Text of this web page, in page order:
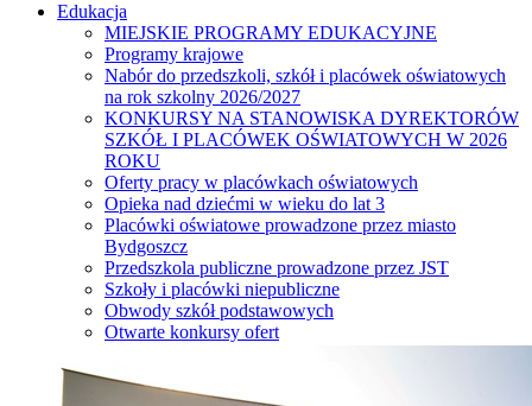
Edukacja
MIEJSKIE PROGRAMY EDUKACYJNE
Programy krajowe
Nabór do przedszkoli, szkół i placówek oświatowych
na rok szkolny 2026/2027
KONKURSY NA STANOWISKA DYREKTORÓW
SZKÓŁ I PLACÓWEK OŚWIATOWYCH W 2026
ROKU
Oferty pracy w placówkach oświatowych
Opieka nad dziećmi w wieku do lat 3
Placówki oświatowe prowadzone przez miasto
Bydgoszcz
Przedszkola publiczne prowadzone przez JST
Szkoły i placówki niepubliczne
Obwody szkół podstawowych
Otwarte konkursy ofert